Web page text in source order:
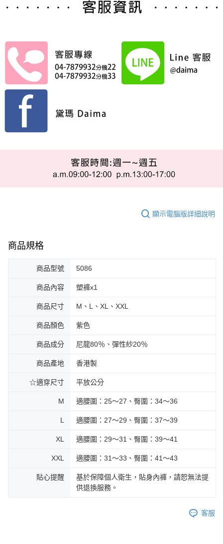
顯示電腦版詳細說明
商品規格
商品型號 5086
商品內容 塑褲x1
商品尺寸 M、L、XL、XXL
商品顏色 紫色
商品成分 尼龍80％、彈性紗20％
商品產地 香港製
☆適穿尺寸 平放公分
M 適腰圍：25～27、臀圍：34～36
L 適腰圍：27～29、臀圍：37～39
XL 適腰圍：29～31、臀圍：39～41
XXL 適腰圍：31～33、臀圍：41～43
貼心提醒
基於保障個人衛生，貼身內褲，請恕無法提
供退換服務。
客服